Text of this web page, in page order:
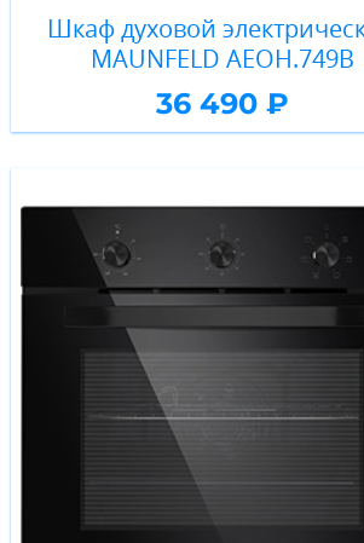
Шкаф духовой
MAUNFELD AEOH.749B
36 490 ₽